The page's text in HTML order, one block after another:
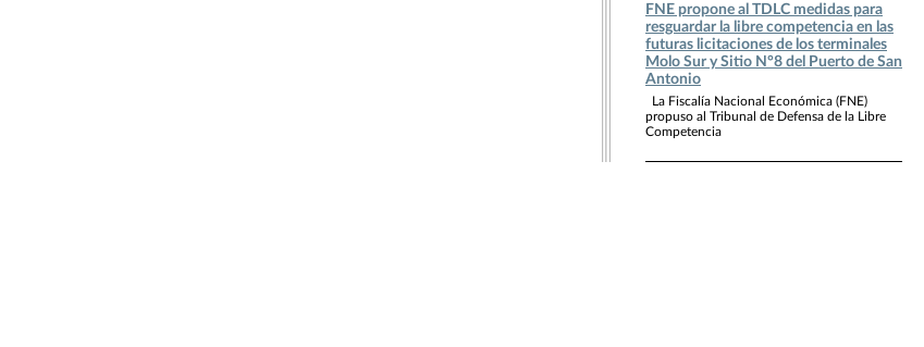
FNE propone al TDLC medidas para
resguardar la libre competencia en las
futuras licitaciones de los terminales
Molo Sur y Sitio N°8 del Puerto de San
Antonio
La Fiscalía Nacional Económica (FNE)
propuso al Tribunal de Defensa de la Libre
Competencia